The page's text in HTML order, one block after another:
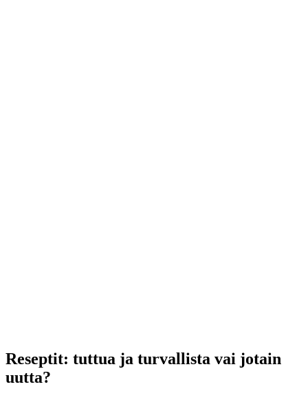
Reseptit: tuttua ja turvallista vai jotain
uutta?